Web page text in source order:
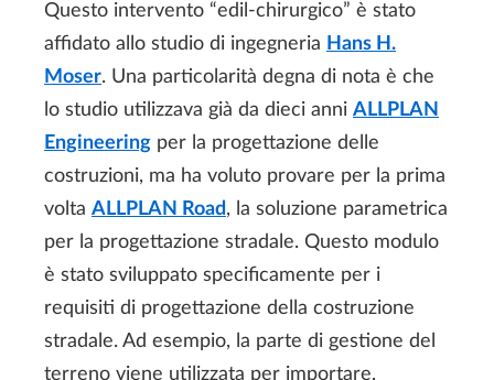
Questo intervento “edil-chirurgico” è stato
affidato allo studio di ingegneria Hans H.
Moser. Una particolarità degna di nota è che
lo studio utilizzava già da dieci anni ALLPLAN
Engineering per la progettazione delle
costruzioni, ma ha voluto provare per la prima
volta ALLPLAN Road, la soluzione parametrica
per la progettazione stradale. Questo modulo
è stato sviluppato specificamente per i
requisiti di progettazione della costruzione
stradale. Ad esempio, la parte di gestione del
terreno viene utilizzata per importare,